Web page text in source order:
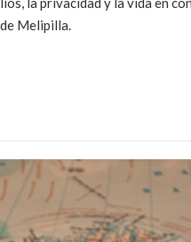
Melipilla.